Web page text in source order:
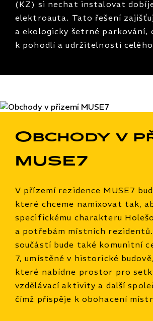
(KZ) si nechat instalovat
elektroauta. Tato řešení
a ekologicky šetrné parkování,
k pohodlí a udržitelnosti
Obchody v
MUSE7
V přízemí rezidence MUSE7
které chceme namixovat tak,
specifickému charakteru
a potřebám místních
součástí bude také komunitní
7, umístěné v historické budově,
které nabídne prostor pro
vzdělávací aktivity a další
čímž přispěje k obohacení